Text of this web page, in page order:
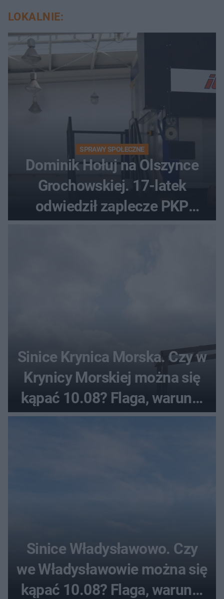
LOKALNIE:
SPRAWY SPOŁECZNE
Dominik Hołuj na Olszynce
Grochowskiej. 17-latek
odwiedził zaplecze PKP
Intercity
Sinice Krynica Morska. Czy w
Krynicy Morskiej można się
kąpać 10.08? Flaga, warunki
pogodowe
Sinice Władysławowo. Czy
we Władysławowie można się
kąpać 10.08? Flaga, warunki